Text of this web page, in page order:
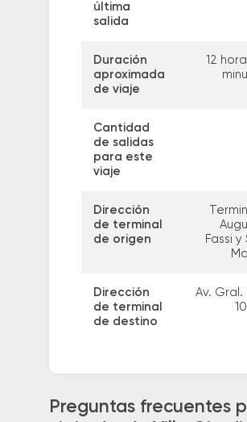
última
salida
Duración
aproximada
de viaje
12
Cantidad
de salidas
para este
viaje
Dirección
de terminal
de origen
Fassi y
Dirección
de terminal
de destino
Av. Gral.
Preguntas frecuentes